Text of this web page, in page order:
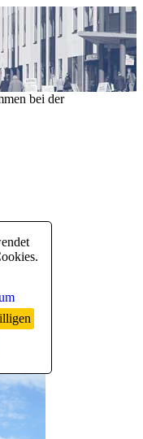
bei der